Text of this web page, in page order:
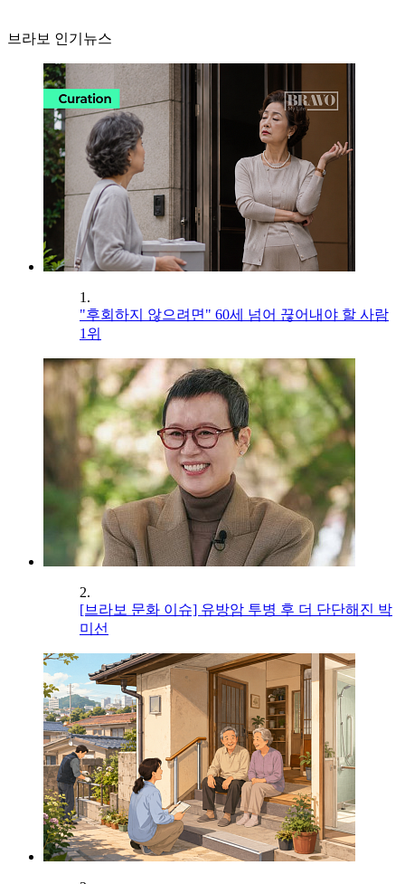
브라보 인기뉴스
1.
"후회하지 않으려면" 60세 넘어 끊어내야 할 사람
1위
2.
[브라보 문화 이슈] 유방암 투병 후 더 단단해진 박
미선